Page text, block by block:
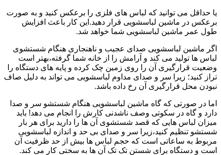
یا حداقل می توانید که لباس های فلزی را برعکس کنید و به صورت
برعکس در ماشین لباسشویی قرار دهید.این کار باعث افزایش
طول عمر ماشین لباسشویی شما خواهد شد.
اگر ماشین لباسشویی صدای عجیب و ناهنجاری هنگام شستشوی
لباس ها تولید می کند و آرامش را از خانه شما گرفته،بهتر است
وضعیت قرارگیری آن را روی زمین چک کرده و پایه های دستگاه را
تراز کنید؛ زیرا سر و صدای مداوم لباسشویی می تواند به دلیل صاف
نبودن محل قرارگیری آن رخ داده باشد.
اما در صورتی که گاه ماشین لباسشویی هنگام شستشو سر و صدا
دارد و گاه در سکوتی وصف ناشدنی کارش را انجام می دهد! باید
میزان لباس هایی که قصد شستشوی آن ها را دارید برای هر بار
شستشو تنظیم کنید،زیرا سر و صدای بی حد و اندازه لباسشویی
مربوط به ساعاتی است که حجم لباس ها بیش از حد ظرفیت آن
است و دستگاه برای شستن تک تک آن ها به سختی کار می کند.